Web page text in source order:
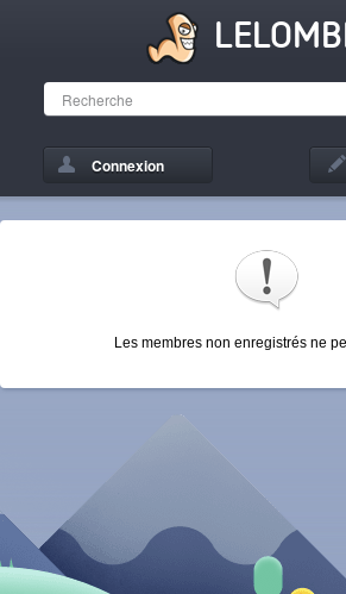
Connexion
Les membres non enregistrés ne